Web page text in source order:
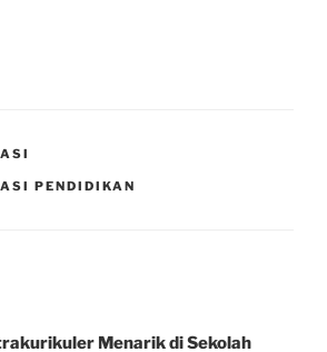
PENDIDIKAN
Menarik di Sekolah